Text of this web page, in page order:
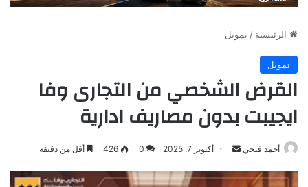
الرئيسية / تمويل
تمويل
القرض الشخصي من التجارى وفا
ايجيبت بدون مصاريف ادارية
أحمد فتحي
أرسل
إلكترونيا
أكتوبر 7, 2025 0
426 أقل من دقيقة